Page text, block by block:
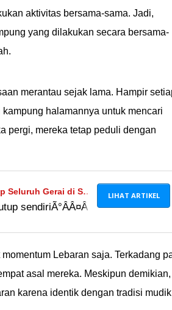
aktivitas bersama-sama. Jadi,
yang dilakukan secara bersama-
merantau sejak lama. Hampir
halamannya untuk mencari
pergi, mereka tetap peduli dengan
Seluruh Gerai di Sri
sendiriÃ°ÂÂ¤Â­
LIHAT ARTIKEL
Lebaran saja. Terkadang
asal mereka. Meskipun demikian,
karena identik dengan tradisi